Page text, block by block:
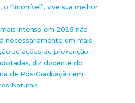
o “Imorrível”, vive sua melhor
mais intenso em 2026 não
necessariamente em mais
se ações de prevenção
diz docente do
de Pós-Graduação em
Naturais